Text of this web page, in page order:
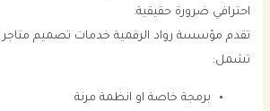
احترافي ضرورة حقيقية.
تقدم مؤسسة رواد الرقمية خدمات تصميم متاجر
تشمل:
برمجة خاصة او انظمة مرنة